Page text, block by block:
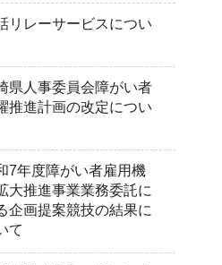
リレーサービスについ
県人事委員会障がい者
推進計画の改定につい
7年度障がい者雇用機
大推進事業業務委託に
企画提案競技の結果に
て